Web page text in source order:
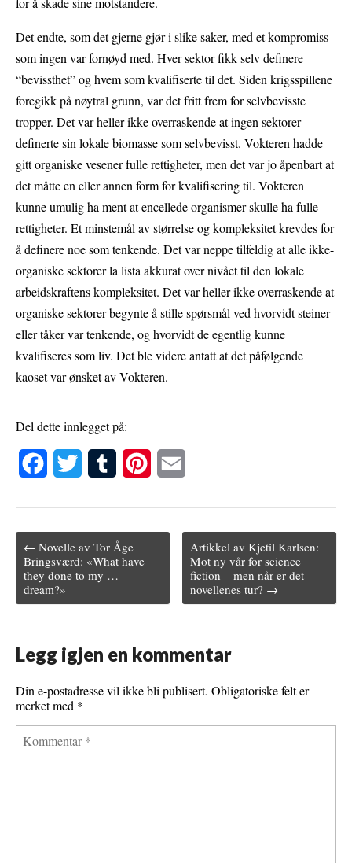
Det endte, som det gjerne gjør i slike saker, med et kompromiss
som ingen var fornøyd med. Hver sektor fikk selv definere
“bevissthet” og hvem som kvalifiserte til det. Siden krigsspillene
foregikk på nøytral grunn, var det fritt frem for selvbevisste
tropper. Det var heller ikke overraskende at ingen sektorer
definerte sin lokale biomasse som selvbevisst. Vokteren hadde
gitt organiske vesener fulle rettigheter, men det var jo åpenbart at
det måtte en eller annen form for kvalifisering til. Vokteren
kunne umulig ha ment at encellede organismer skulle ha fulle
rettigheter. Et minstemål av størrelse og kompleksitet krevdes for
å definere noe som tenkende. Det var neppe tilfeldig at alle ikke-
organiske sektorer la lista akkurat over nivået til den lokale
arbeidskraftens kompleksitet. Det var heller ikke overraskende at
organiske sektorer begynte å stille spørsmål ved hvorvidt steiner
eller tåker var tenkende, og hvorvidt de egentlig kunne
kvalifiseres som liv. Det ble videre antatt at det påfølgende
kaoset var ønsket av Vokteren.
Del dette innlegget på:
e
b
o
k
t
t
e
b
l
r
r
s
t
Post navigation
← Novelle av Tor Åge
Bringsværd: «What have
they done to my …
dream?»
Artikkel av Kjetil Karlsen:
Mot ny vår for science
fiction – men når er det
novellenes tur? →
Legg igjen en kommentar
Din e-postadresse vil ikke bli publisert. Obligatoriske felt er
merket med *